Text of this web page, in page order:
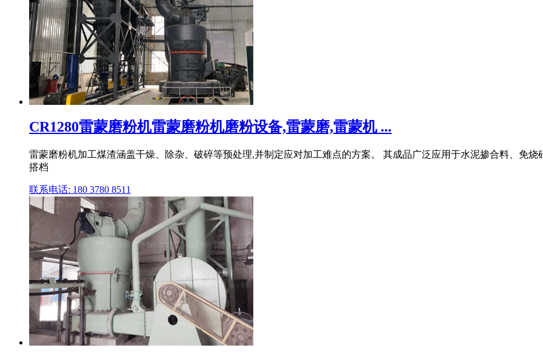
CR1280雷蒙磨粉机雷蒙磨粉机磨粉设备,雷蒙磨,雷蒙机 ...
雷蒙磨粉机加工煤渣涵盖干燥、除杂、破碎等预处理,并制定应对加工难点的方案。 其成品广泛应用于水泥掺合料、免
搭档
联系电话: 180 3780 8511